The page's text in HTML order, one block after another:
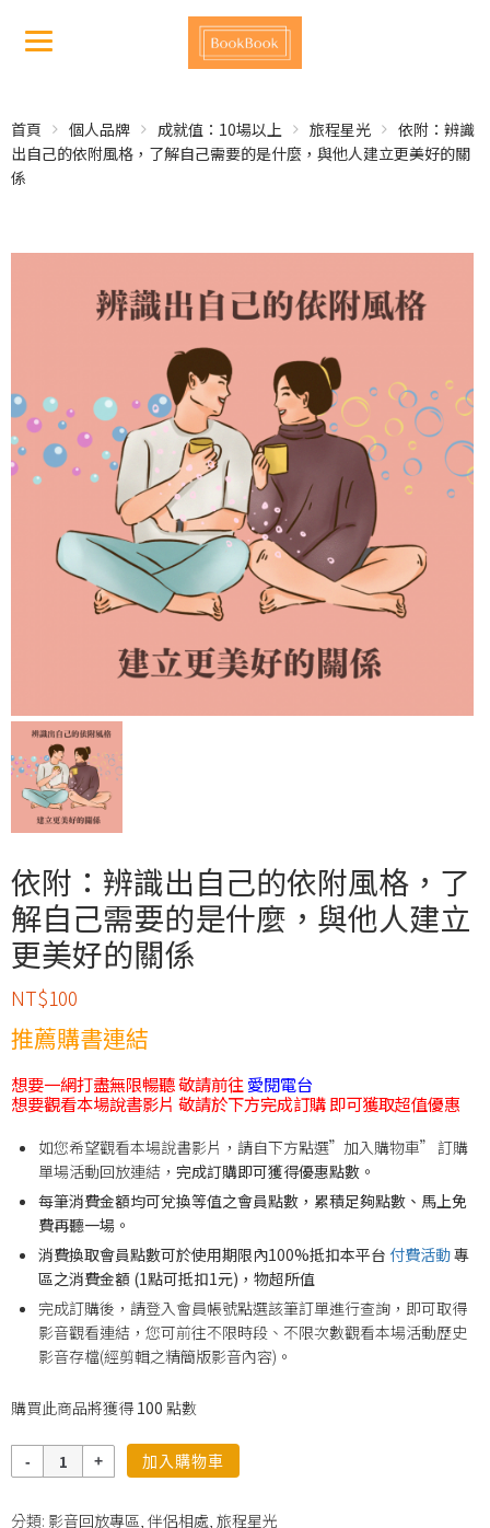
首頁 個人品牌 成就值：10場以上 旅程星光
依附：辨識
出自己的依附風格，了解自己需要的是什麼，與他人建立更美好的關
係
依附：辨識出自己的依附風格，了
解自己需要的是什麼，與他人建立
更美好的關係
NT$100
推薦購書連結
想要一網打盡無限暢聽 敬請前往 愛閱電台
想要觀看本場說書影片 敬請於下方完成訂購 即可獲取超值優惠
如您希望觀看本場說書影片，請自下方點選”加入購物車” 訂購
單場活動回放連結， 完成訂購即可獲得優惠點數。
每筆消費金額均可兌換等值之會員點數，累積足夠點數、馬上免
費再聽一場。
消費換取會員點數可於使用期限內100%抵扣本平台 付費活動專
區之消費金額 (1點可抵扣1元)，物超所值
完成訂購後，請登入會員帳號點選該筆訂單進行查詢，即可取得
影音觀看連結，您可前往不限時段、不限次數觀看本場活動歷史
影音存檔(經剪輯之精簡版影音內容)。
購買此商品將獲得 100 點數
量
加入購物車
分類: 影音回放專區, 伴侶相處, 旅程星光